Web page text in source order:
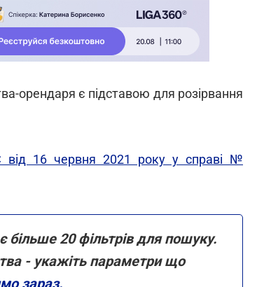
орендаря є підставою для розірвання
від 16 червня 2021 року у справі №
більше 20 фільтрів для пошуку.
- укажіть параметри що
зараз.